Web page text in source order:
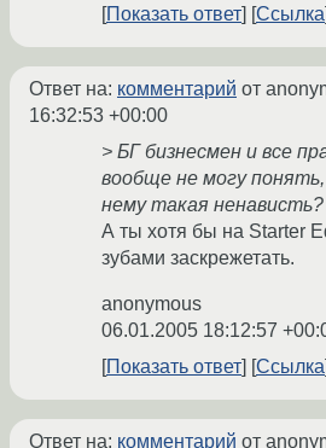
Показать ответ
Ссылка
Ответ на: комментарий от
16:32:53 +00:00
> БГ бизнесмен и все
вообще не могу
нему такая ненависть?
А ты хотя бы на Starter
зубами заскрежетать.
anonymous
06.01.2005 18:12:57
Показать ответ
Ссылка
Ответ на: комментарий от